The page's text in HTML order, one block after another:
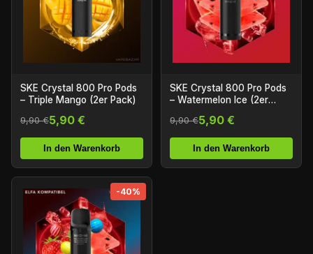
SKE Crystal 800 Pro Pods
– Triple Mango (2er Pack)
9,90 €5,90 €
In den Warenkorb
SKE Crystal 800 Pro Pods
– Watermelon Ice (2er
9,90 €5,90 €
In den Warenkorb
-40%